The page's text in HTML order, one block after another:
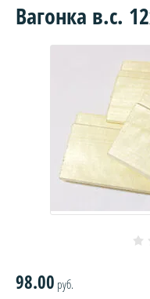
Вагонка в.с.
98.00 руб.